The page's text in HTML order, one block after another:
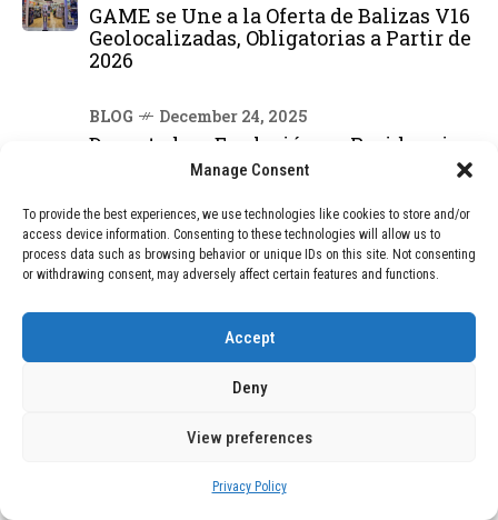
Manage Consent
To provide the best experiences, we use technologies like cookies to store and/or
access device information. Consenting to these technologies will allow us to
process data such as browsing behavior or unique IDs on this site. Not consenting
or withdrawing consent, may adversely affect certain features and functions.
Accept
Deny
View preferences
Privacy Policy
GAME se Une a la Oferta de Balizas V16
Geolocalizadas, Obligatorias a Partir de
2026
BLOG December 24, 2025
Devastadora Explosión en Residencia
de Ancianos de Pensilvania Deja al
DEAL OF THE MONTH
01 TECNOLOGÍA December 24, 2025
Vídeo impactante: BYD revela en
grabación cómo añadir 400 km de rango
en apenas 5 minutos de carga
Motor de 800 W, rango de 45 km y